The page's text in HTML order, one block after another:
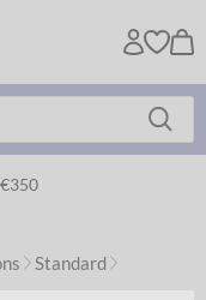
Standard